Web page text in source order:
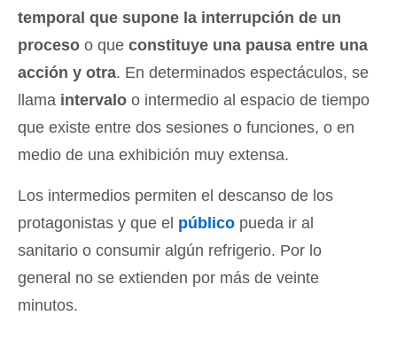
temporal que supone la interrupción de un
proceso o que constituye una pausa entre una
acción y otra. En determinados espectáculos, se
llama intervalo o intermedio al espacio de tiempo
que existe entre dos sesiones o funciones, o en
medio de una exhibición muy extensa.
Los intermedios permiten el descanso de los
protagonistas y que el público pueda ir al
sanitario o consumir algún refrigerio. Por lo
general no se extienden por más de veinte
minutos.